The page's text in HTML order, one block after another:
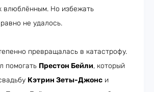
влюблённым. Но избежать
не удалось.
превращалась в катастрофу.
помогать Престон Бейли, который
Кэтрин Зеты-Джонс и